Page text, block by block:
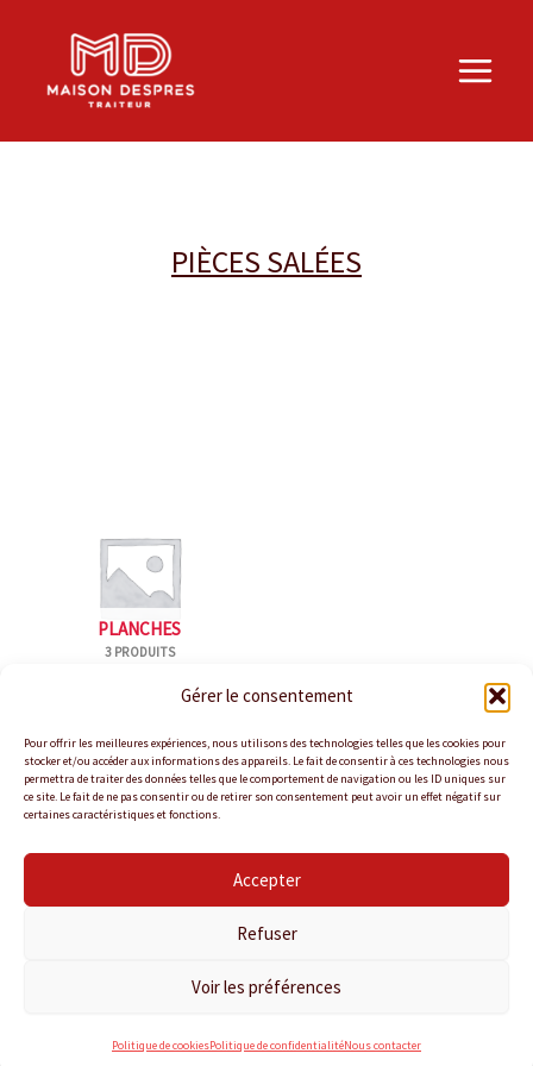
Gérer le consentement
Pour offrir les meilleures expériences, nous utilisons des technologies telles que les cookies pour
stocker et/ou accéder aux informations des appareils. Le fait de consentir à ces technologies nous
permettra de traiter des données telles que le comportement de navigation ou les ID uniques sur
ce site. Le fait de ne pas consentir ou de retirer son consentement peut avoir un effet négatif sur
certaines caractéristiques et fonctions.
Accepter
Refuser
Voir les préférences
Politique de cookiesPolitique de confidentialitéNous contacter
contenu
PIÈCES SALÉES
PLANCHES
3 PRODUITS
Politique de confidentialité
Politique de cookies
Conditions Générales de Vente
Nous contacter